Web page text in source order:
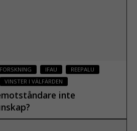
FORSKNING IFAU
REEPALU
VINSTER I VÄLFÄRDEN
inte